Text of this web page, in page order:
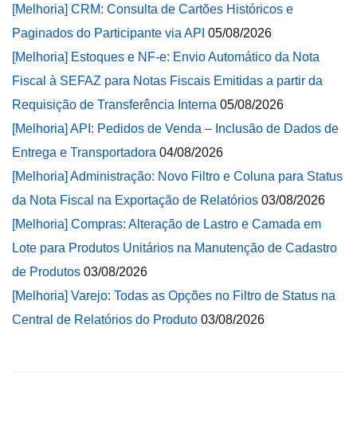
[Melhoria] CRM: Consulta de Cartões Históricos e
Paginados do Participante via API 05/08/2026
[Melhoria] Estoques e NF-e: Envio Automático da Nota
Fiscal à SEFAZ para Notas Fiscais Emitidas a partir da
Requisição de Transferência Interna 05/08/2026
[Melhoria] API: Pedidos de Venda – Inclusão de Dados de
Entrega e Transportadora 04/08/2026
[Melhoria] Administração: Novo Filtro e Coluna para Status
da Nota Fiscal na Exportação de Relatórios 03/08/2026
[Melhoria] Compras: Alteração de Lastro e Camada em
Lote para Produtos Unitários na Manutenção de Cadastro
de Produtos 03/08/2026
[Melhoria] Varejo: Todas as Opções no Filtro de Status na
Central de Relatórios do Produto 03/08/2026